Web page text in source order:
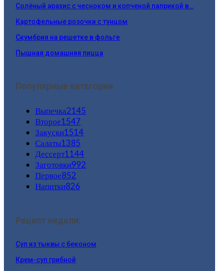
Солёный арахис с чесноком и копченой паприкой в…
Картофельные розочки с тунцом
Скумбрия на решетке в фольге
Пышная домашняя пицца
Популярные категории
Выпечка2145
Второе1547
Закуски1514
Салаты1385
Дессерт1144
Заготовки992
Первое852
Напитки826
Рецепт недели:
Суп из тыквы с беконом
Крем-суп грибной